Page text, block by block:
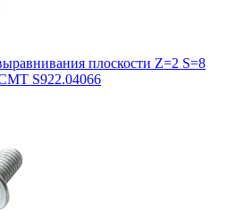
плоскости Z=2 S=8
S922.04066